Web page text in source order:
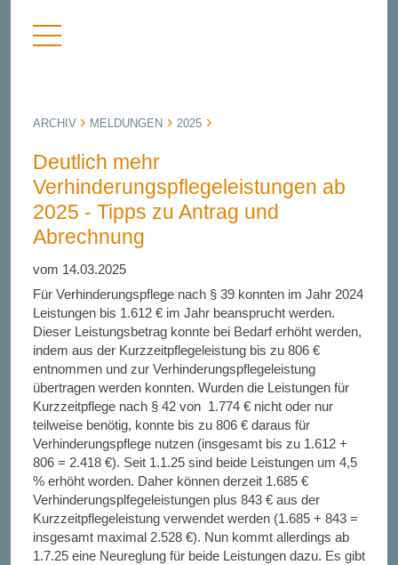
Menü
anzeigen
ARCHIV MELDUNGEN 2025
Deutlich mehr
Verhinderungspflegeleistungen ab
2025 - Tipps zu Antrag und
Abrechnung
vom 14.03.2025
Für Verhinderungspflege nach § 39 konnten im Jahr 2024
Leistungen bis 1.612 € im Jahr beansprucht werden.
Dieser Leistungsbetrag konnte bei Bedarf erhöht werden,
indem aus der Kurzzeitpflegeleistung bis zu 806 €
entnommen und zur Verhinderungspflegeleistung
übertragen werden konnten. Wurden die Leistungen für
Kurzzeitpflege nach § 42 von 1.774 € nicht oder nur
teilweise benötig, konnte bis zu 806 € daraus für
Verhinderungspflege nutzen (insgesamt bis zu 1.612 +
806 = 2.418 €). Seit 1.1.25 sind beide Leistungen um 4,5
% erhöht worden. Daher können derzeit 1.685 €
Verhinderungsplfegeleistungen plus 843 € aus der
Kurzzeitpflegeleistung verwendet werden (1.685 + 843 =
insgesamt maximal 2.528 €). Nun kommt allerdings ab
1.7.25 eine Neureglung für beide Leistungen dazu. Es gibt